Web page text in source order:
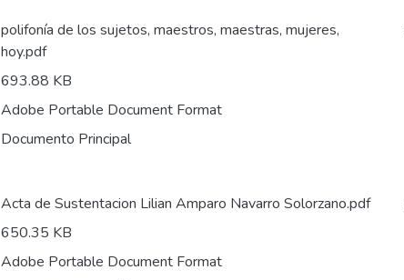
polifonía de los sujetos, maestros, maestras, mujeres,
hoy.pdf
693.88 KB
Adobe Portable Document Format
Documento Principal
Acta de Sustentacion Lilian Amparo Navarro Solorzano.pdf
650.35 KB
Adobe Portable Document Format